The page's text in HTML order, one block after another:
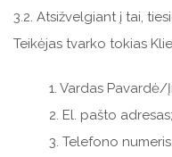
3.2. Atsižvelgiant į tai,
Teikėjas tvarko tokias
1. Vardas
2. El. pašto adresas;
3. Telefono numeris.